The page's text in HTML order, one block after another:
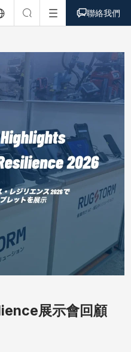
 聯絡我們
展示會回顧